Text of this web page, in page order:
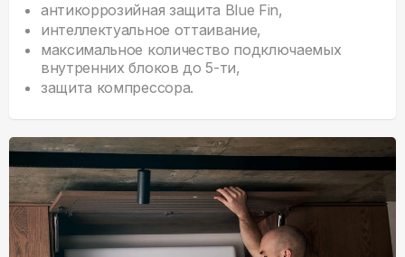
антикоррозийная защита Blue Fin,
интеллектуальное оттаивание,
максимальное количество подключаемых
внутренних блоков до 5-ти,
защита компрессора.